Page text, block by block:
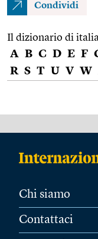
Condividi
Il dizionario di
A B C D E F
R S T U V W
Chi siamo
Contattaci